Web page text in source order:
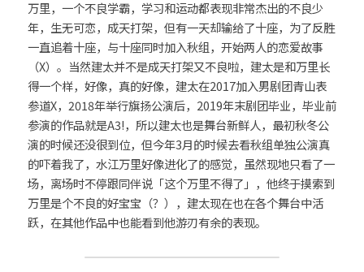
万里，一个不良学霸，学习和运动都表现非常杰出的不良少
年，生无可恋，成天打架，但有一天却输给了十座，为了反胜
一直追着十座，与十座同时加入秋组，开始两人的恋爱故事
（X）。当然建太并不是成天打架又不良啦，建太是和万里长
得一个样，好像，真的好像，建太在2017加入男剧团青山表
参道X，2018年举行旗扬公演后，2019年末剧团毕业，毕业前
参演的作品就是A3!，所以建太也是舞台新鲜人，最初秋冬公
演的时候还没很到位，但今年3月的时候去看秋组单独公演真
的吓着我了，水江万里好像进化了的感觉，虽然现地只看了一
场，离场时不停跟同伴说「这个万里不得了」，他终于摸索到
万里是个不良的好宝宝（？），建太现在也在各个舞台中活
跃，在其他作品中也能看到他游刃有余的表现。